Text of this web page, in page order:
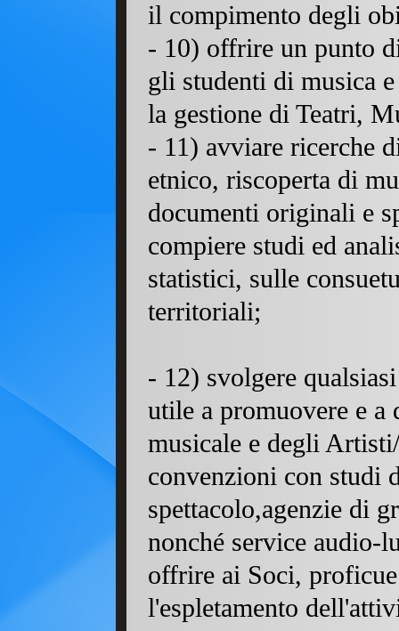
il
- 10) offrire un punto
gli studenti di musica
la gestione di
- 11) avviare ricerche
etnico, riscoperta di
documenti originali e
compiere studi ed
statistici, sulle
territoriali;
- 12) svolgere
utile a promuovere e a
musicale e degli
convenzioni con studi
spettacolo,agenzie di
nonché service audio-
offrire ai Soci,
l'espletamento